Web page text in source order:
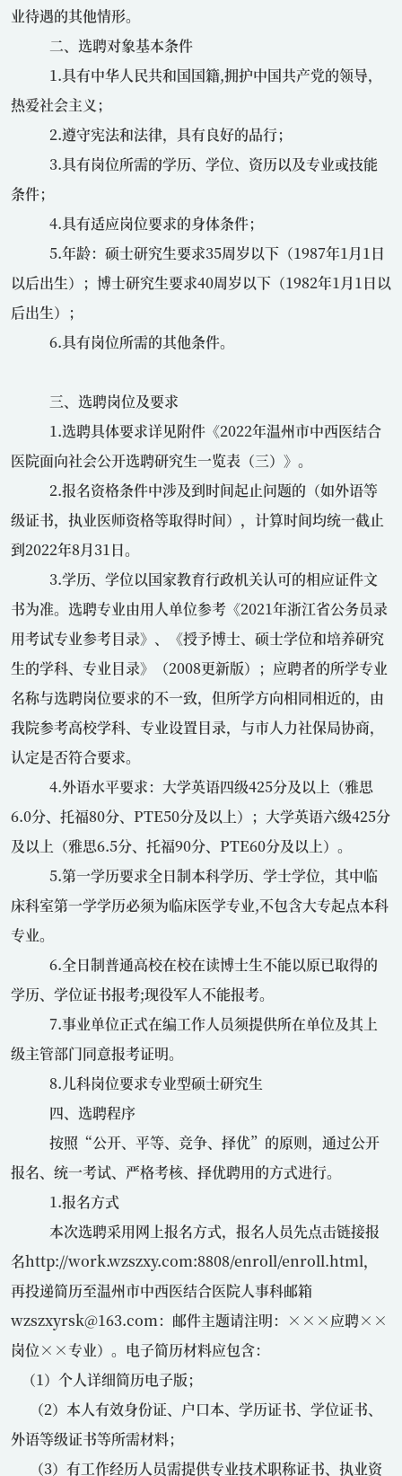
业待遇的其他情形。
二、选聘对象基本条件
1.具有中华人民共和国国籍,拥护中国共产党的领导，
热爱社会主义；
2.遵守宪法和法律，具有良好的品行；
3.具有岗位所需的学历、学位、资历以及专业或技能
条件；
4.具有适应岗位要求的身体条件；
5.年龄：硕士研究生要求35周岁以下（1987年1月1日
以后出生）；博士研究生要求40周岁以下（1982年1月1日以
后出生）；
6.具有岗位所需的其他条件。
三、选聘岗位及要求
1.选聘具体要求详见附件《2022年温州市中西医结合
医院面向社会公开选聘研究生一览表（三）》。
2.报名资格条件中涉及到时间起止问题的（如外语等
级证书，执业医师资格等取得时间），计算时间均统一截止
到2022年8月31日。
3.学历、学位以国家教育行政机关认可的相应证件文
书为准。选聘专业由用人单位参考《2021年浙江省公务员录
用考试专业参考目录》、《授予博士、硕士学位和培养研究
生的学科、专业目录》（2008更新版）；应聘者的所学专业
名称与选聘岗位要求的不一致，但所学方向相同相近的，由
我院参考高校学科、专业设置目录，与市人力社保局协商，
认定是否符合要求。
4.外语水平要求：大学英语四级425分及以上（雅思
6.0分、托福80分、 PTE50分及以上）；大学英语六级425分
及以上（雅思6.5分、托福90分、 PTE60分及以上）。
5.第一学历要求全日制本科学历、学士学位，其中临
床科室第一学学历必须为临床医学专业,不包含大专起点本科
专业。
6.全日制普通高校在校在读博士生不能以原已取得的
学历、学位证书报考;现役军人不能报考。
7.事业单位正式在编工作人员须提供所在单位及其上
级主管部门同意报考证明。
8.儿科岗位要求专业型硕士研究生
四、选聘程序
按照“公开、平等、竞争、择优”的原则，通过公开
报名、统一考试、严格考核、择优聘用的方式进行。
1.报名方式
本次选聘采用网上报名方式，报名人员先点击链接报
名http://work.wzszxy.com:8808/enroll/enroll.html，
再投递简历至温州市中西医结合医院人事科邮箱
wzszxyrsk@163.com：邮件主题请注明：×××应聘××
岗位××专业）。电子简历材料应包含：
（1）个人详细简历电子版；
（2）本人有效身份证、户口本、学历证书、学位证书、
外语等级证书等所需材料；
（3）有工作经历人员需提供专业技术职称证书、执业资